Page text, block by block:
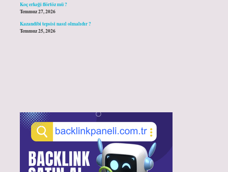
Koç erkeği flörtöz mü ?
Temmuz 27, 2026
Kazandibi tepsisi nasıl olmalıdır ?
Temmuz 25, 2026